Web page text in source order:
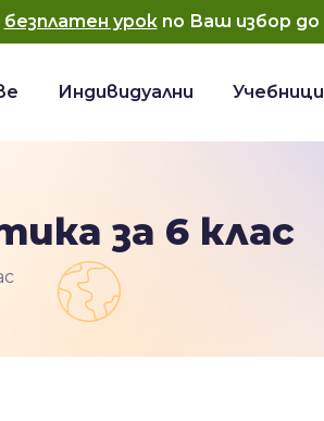
безплатен урокпо Ваш избор до
Индивидуални Учебници
за 6 клас